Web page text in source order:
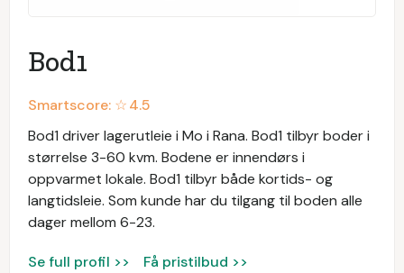
Bod1
Smartscore: ☆4.5
Bod1 driver lagerutleie i Mo i Rana. Bod1 tilbyr boder i
størrelse 3-60 kvm. Bodene er innendørs i
oppvarmet lokale. Bod1 tilbyr både kortids- og
langtidsleie. Som kunde har du tilgang til boden alle
dager mellom 6-23.
Se full profil >> Få pristilbud >>